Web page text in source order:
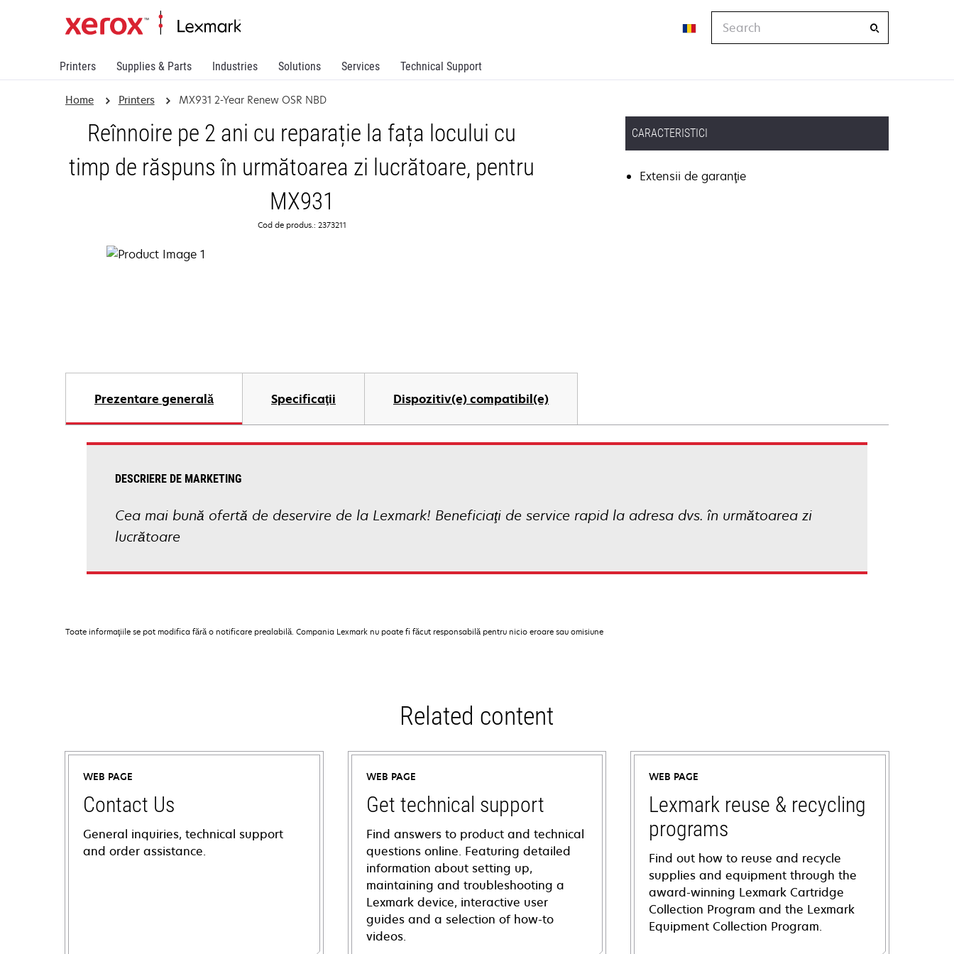
Printers Supplies & Parts Industries Solutions Services Technical Support
Home Printers MX931 2-Year Renew OSR NBD
Reînnoire pe 2 ani cu reparație la fața locului cu
timp de răspuns în următoarea zi lucrătoare, pentru
MX931
Cod de produs.: 2373211
CARACTERISTICI
Extensii de garanţie
Prezentare generală Specificaţii Dispozitiv(e) compatibil(e)
DESCRIERE DE MARKETING
Cea mai bună ofertă de deservire de la Lexmark! Beneficiaţi de service rapid la adresa dvs. în următoarea zi
lucrătoare
Toate informaţiile se pot modifica fără o notificare prealabilă. Compania Lexmark nu poate fi făcut responsabilă pentru nicio eroare sau omisiune
Related content
WEB PAGE
Contact Us
General inquiries, technical support
and order assistance.
WEB PAGE
Get technical support
Find answers to product and technical
questions online. Featuring detailed
information about setting up,
maintaining and troubleshooting a
Lexmark device, interactive user
guides and a selection of how-to
videos.
WEB PAGE
Lexmark reuse & recycling
programs
Find out how to reuse and recycle
supplies and equipment through the
award-winning Lexmark Cartridge
Collection Program and the Lexmark
Equipment Collection Program.